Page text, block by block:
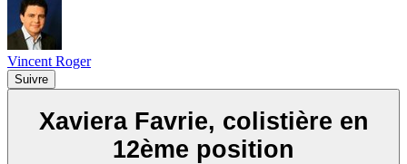
Vincent Roger
Suivre
Xaviera Favrie, colistière en
12ème position